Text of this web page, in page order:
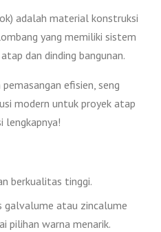
adalah material konstruksi
yang memiliki sistem
dan dinding bangunan.
efisien, seng
modern untuk proyek atap
lengkapnya!
berkualitas tinggi.
galvalume atau zincalume
pilihan warna menarik.